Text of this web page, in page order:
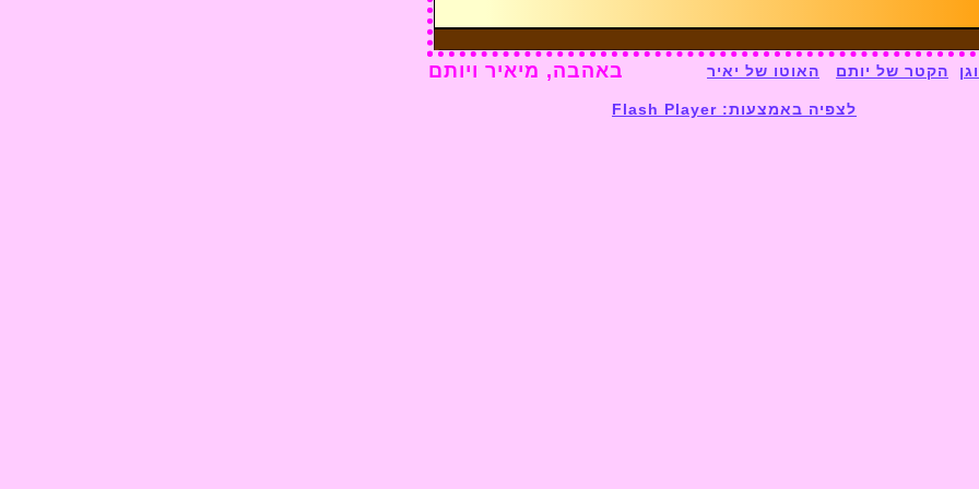
באהבה, מיאיר ויותם האוטו של יאיר הקטר של יותם
לצפיה באמצעות: Flash Player